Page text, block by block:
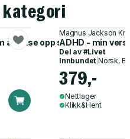
kategori
å vokse opp som
Magnus Jackson
ADHD - min
Del av #Livet
Innbundet Norsk,
379,-
Nettlager
Klikk&Hent